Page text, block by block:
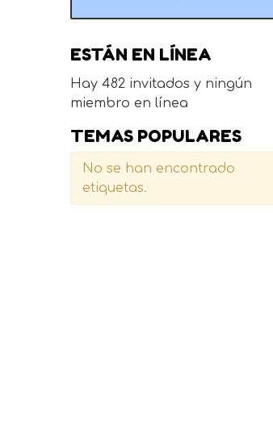
ESTÁN EN LÍNEA
Hay 482 invitados y ningún
miembro en línea
TEMAS POPULARES
No se han encontrado
etiquetas.